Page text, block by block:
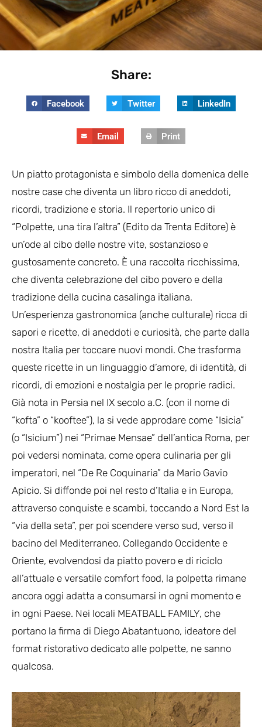
Share:
Facebook Twitter LinkedIn
Email Print
Un piatto protagonista e simbolo della domenica delle
nostre case che diventa un libro ricco di aneddoti,
ricordi, tradizione e storia. Il repertorio unico di
“Polpette, una tira l’altra” (Edito da Trenta Editore) è
un’ode al cibo delle nostre vite, sostanzioso e
gustosamente concreto. È una raccolta ricchissima,
che diventa celebrazione del cibo povero e della
tradizione della cucina casalinga italiana.
Un’esperienza gastronomica (anche culturale) ricca di
sapori e ricette, di aneddoti e curiosità, che parte dalla
nostra Italia per toccare nuovi mondi. Che trasforma
queste ricette in un linguaggio d’amore, di identità, di
ricordi, di emozioni e nostalgia per le proprie radici.
Già nota in Persia nel IX secolo a.C. (con il nome di
“kofta” o “kooftee”), la si vede approdare come “Isicia”
(o “Isicium”) nei “Primae Mensae” dell’antica Roma, per
poi vedersi nominata, come opera culinaria per gli
imperatori, nel “De Re Coquinaria” da Mario Gavio
Apicio. Si diffonde poi nel resto d’Italia e in Europa,
attraverso conquiste e scambi, toccando a Nord Est la
“via della seta”, per poi scendere verso sud, verso il
bacino del Mediterraneo. Collegando Occidente e
Oriente, evolvendosi da piatto povero e di riciclo
all’attuale e versatile comfort food, la polpetta rimane
ancora oggi adatta a consumarsi in ogni momento e
in ogni Paese. Nei locali MEATBALL FAMILY, che
portano la firma di Diego Abatantuono, ideatore del
format ristorativo dedicato alle polpette, ne sanno
qualcosa.